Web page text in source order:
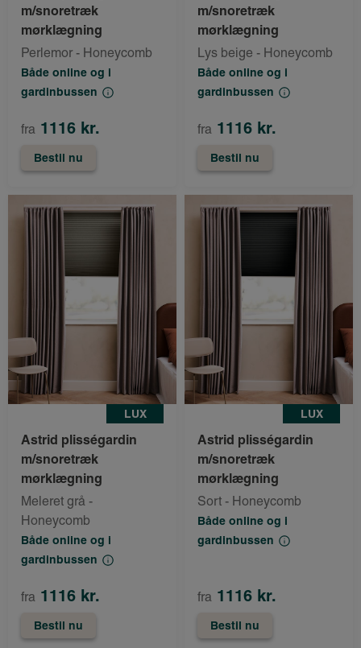
m/snoretræk
mørklægning
Perlemor - Honeycomb
Både online og i
gardinbussen
fra 1116 kr.
Bestil nu
m/snoretræk
mørklægning
Lys beige - Honeycomb
Både online og i
gardinbussen
fra 1116 kr.
Bestil nu
LUX
Astrid plisségardin
m/snoretræk
mørklægning
Meleret grå -
Honeycomb
Både online og i
gardinbussen
fra 1116 kr.
Bestil nu
LUX
Astrid plisségardin
m/snoretræk
mørklægning
Sort - Honeycomb
Både online og i
gardinbussen
fra 1116 kr.
Bestil nu